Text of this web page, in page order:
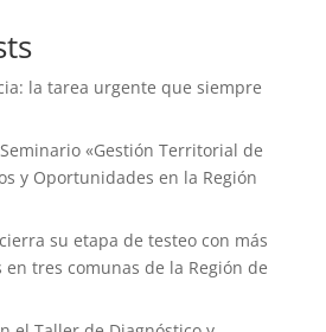
la tarea urgente que siempre
«Gestión Territorial de
y Oportunidades en la Región
su etapa de testeo con más
tres comunas de la Región de